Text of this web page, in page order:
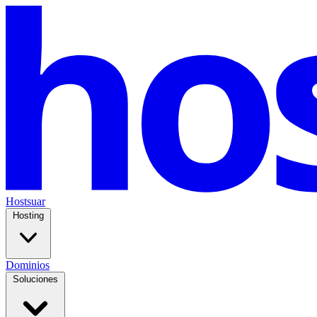
Hostsuar
Hosting
Dominios
Soluciones